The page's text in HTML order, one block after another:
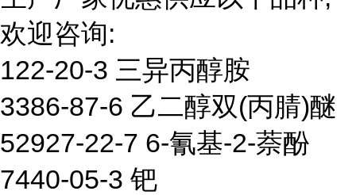
欢迎咨询:
122-20-3 三异丙醇胺
3386-87-6 乙二醇双(丙腈)醚
52927-22-7 6-氰基-2-萘酚
7440-05-3 钯